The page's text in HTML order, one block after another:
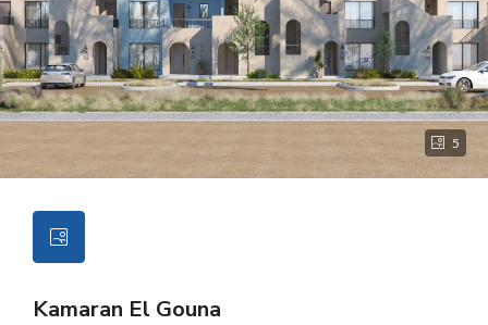
5
Kamaran El Gouna